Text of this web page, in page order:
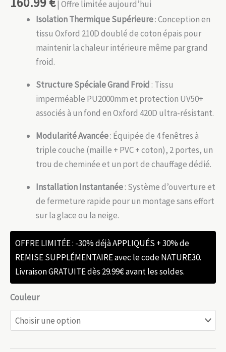
| Offre limitée aujourd’hui
Isolation Thermique Supérieure: Conception en
tissu Oxford 210D doublé de coton épais pour
maintenir la chaleur intérieure même par grand
froid.
Structure Spéciale Grand Froid: Tissu
imperméable PU2000mm et protection UV50+
associés à un fond en Oxford 420D ultra-résistant.
Modularité Avancée: Équipée de 4 fenêtres à
triple couche (maille + PVC + coton), 2 portes, un
trou de cheminée et un port de chauffage dédié.
Installation Instantanée: Système d’ouverture et
de fermeture rapide pour un montage sans effort
sur la glace ou la neige.
OFFRE LIMITÉE : -30% déjà APPLIQUÉS + 30% de
REMISE SUPPLÉMENTAIRE avec le code NATURE30.
Livraison GRATUITE dès 29.99€ avant les soldes.
Couleur